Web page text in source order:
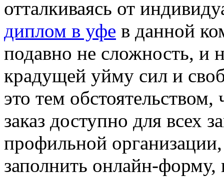
отталкиваясь от
диплом в уфе в данной
подавно не сложность, и
крадущей уйму сил и
это тем
заказ доступно для всех
профильной
заполнить онлайн-